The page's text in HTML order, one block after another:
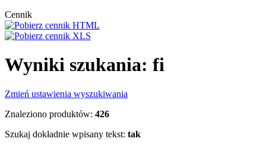
Cennik
Wyniki szukania: fi
Zmień ustawienia wyszukiwania
Znaleziono produktów: 426
Szukaj dokładnie wpisany tekst: tak